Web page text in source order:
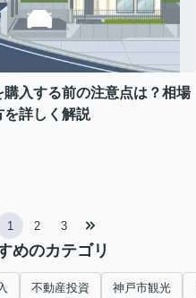
入する前の注意点は？相場
を詳しく解説
1 2 3
めのカテゴリ
不動産投資 神戸市観光